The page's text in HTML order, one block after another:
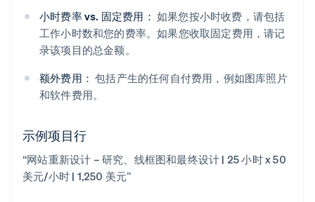
小时费率 vs. 固定费用： 如果您按小时收费，请包括
工作小时数和您的费率。如果您收取固定费用，请记
录该项目的总金额。
额外费用： 包括产生的任何自付费用，例如图库照片
和软件费用。
示例项目行
“网站重新设计 – 研究、线框图和最终设计 | 25 小时 x 50
美元/小时 | 1,250 美元”